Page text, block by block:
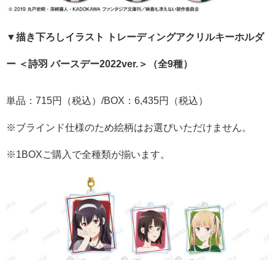
▼描き下ろしイラスト トレーディングアクリルキーホルダ
ー ＜詩羽 バースデー2022ver.＞（全9種）
単品：715円（税込）/BOX：6,435円（税込）
※ブラインド仕様のため絵柄はお選びいただけません。
※1BOXご購入で全種類が揃います。